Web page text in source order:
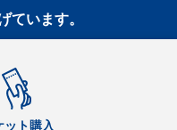
います。
ット購入